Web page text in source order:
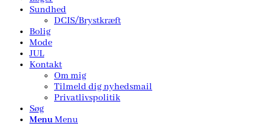
Sundhed
DCIS/Brystkræft
Bolig
Mode
JUL
Kontakt
Om mig
Tilmeld dig nyhedsmail
Privatlivspolitik
Søg
MenuMenu